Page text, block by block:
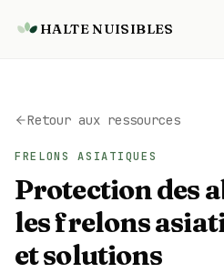
HALTE NUISIBLES
Professionnels
Services
Boutique
Retour aux ressources
FRELONS ASIATIQUES
Protection des
les frelons
et solutions